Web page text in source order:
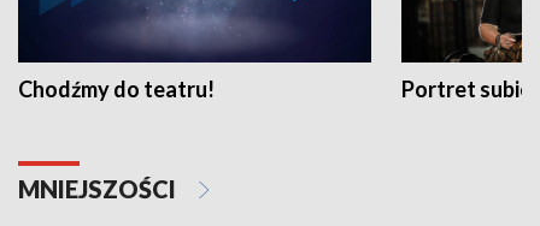
Chodźmy do teatru! Portret
MNIEJSZOŚCI